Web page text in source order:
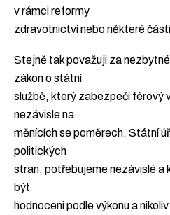
v rámci reformy
zdravotnictví nebo některé
Stejně tak považuji za
zákon o státní
službě, který zabezpečí férový
nezávisle na
měnících se poměrech. Státní
politických
stran, potřebujeme nezávislé a
být
hodnoceni podle výkonu a